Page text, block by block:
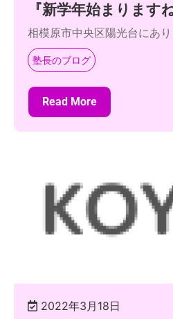
『新学年始まります
相模原市中央区陽光台にあ
塾長のブログ
Read More
2022年3月18日